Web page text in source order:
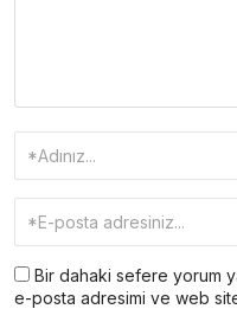
Bir dahaki sefere yorum
e-posta adresimi ve web